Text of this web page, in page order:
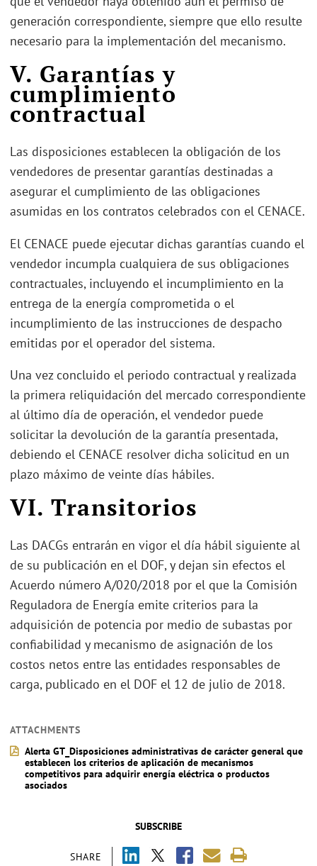
SUBSCRIBE
SHARE
generación correspondiente, siempre que ello resulte
necesario para la implementación del mecanismo.
V. Garantías y
cumplimiento
contractual
Las disposiciones establecen la obligación de los
vendedores de presentar garantías destinadas a
asegurar el cumplimiento de las obligaciones
asumidas en los contratos celebrados con el CENACE.
El CENACE puede ejecutar dichas garantías cuando el
vendedor incumpla cualquiera de sus obligaciones
contractuales, incluyendo el incumplimiento en la
entrega de la energía comprometida o el
incumplimiento de las instrucciones de despacho
emitidas por el operador del sistema.
Una vez concluido el periodo contractual y realizada
la primera reliquidación del mercado correspondiente
al último día de operación, el vendedor puede
solicitar la devolución de la garantía presentada,
debiendo el CENACE resolver dicha solicitud en un
plazo máximo de veinte días hábiles.
VI. Transitorios
Las DACGs entrarán en vigor el día hábil siguiente al
de su publicación en el DOF, y dejan sin efectos el
Acuerdo número A/020/2018 por el que la Comisión
Reguladora de Energía emite criterios para la
adquisición de potencia por medio de subastas por
confiabilidad y mecanismo de asignación de los
costos netos entre las entidades responsables de
carga, publicado en el DOF el 12 de julio de 2018.
ATTACHMENTS
Alerta GT_Disposiciones administrativas de carácter general que
establecen los criterios de aplicación de mecanismos
competitivos para adquirir energía eléctrica o productos
asociados